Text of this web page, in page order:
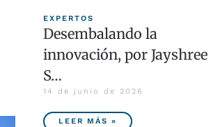
EXPERTOS
Desembalando la
innovación, por Jayshree
S…
14 de junio de 2026
LEER MÁS »